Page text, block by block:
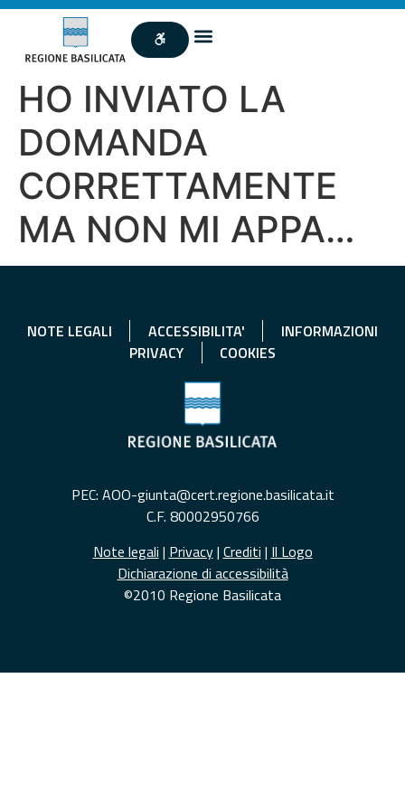
HO INVIATO LA
DOMANDA
CORRETTAMENTE
MA NON MI APPA…
NOTE LEGALI ACCESSIBILITA'
INFORMAZIONI
PRIVACY
COOKIES
PEC: AOO-giunta@cert.regione.basilicata.it
C.F. 80002950766
Note legali | Privacy| Crediti | Il Logo
Dichiarazione di accessibilità
©2010 Regione Basilicata